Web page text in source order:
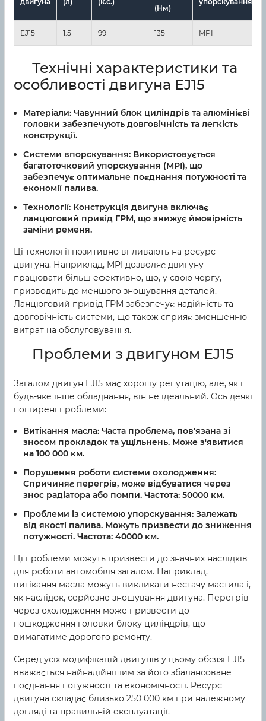
(Нм)
EJ15 1.5 99 135 MPI
Технічні характеристики та
особливості двигуна EJ15
Матеріали: Чавунний блок циліндрів та алюмінієві
головки забезпечують довговічність та легкість
конструкції.
Системи впорскування: Використовується
багатоточковий упорскування (MPI), що
забезпечує оптимальне поєднання потужності та
економії палива.
Технології: Конструкція двигуна включає
ланцюговий привід ГРМ, що знижує ймовірність
заміни ременя.
Ці технології позитивно впливають на ресурс
двигуна. Наприклад, MPI дозволяє двигуну
працювати більш ефективно, що, у свою чергу,
призводить до меншого зношування деталей.
Ланцюговий привід ГРМ забезпечує надійність та
довговічність системи, що також сприяє зменшенню
витрат на обслуговування.
Проблеми з двигуном EJ15
Загалом двигун EJ15 має хорошу репутацію, але, як і
будь-яке інше обладнання, він не ідеальний. Ось деякі
поширені проблеми:
Витікання масла: Часта проблема, пов'язана зі
зносом прокладок та ущільнень. Може з'явитися
на 100 000 км.
Порушення роботи системи охолодження:
Спричиняє перегрів, може відбуватися через
знос радіатора або помпи. Частота: 50000 км.
Проблеми із системою упорскування: Залежать
від якості палива. Можуть призвести до зниження
потужності. Частота: 40000 км.
Ці проблеми можуть призвести до значних наслідків
для роботи автомобіля загалом. Наприклад,
витікання масла можуть викликати нестачу мастила і,
як наслідок, серйозне зношування двигуна. Перегрів
через охолодження може призвести до
пошкодження головки блоку циліндрів, що
вимагатиме дорогого ремонту.
Серед усіх модифікацій двигунів у цьому обсязі EJ15
вважається найнадійнішим за його збалансоване
поєднання потужності та економічності. Ресурс
двигуна складає близько 250 000 км при належному
догляді та правильній експлуатації.